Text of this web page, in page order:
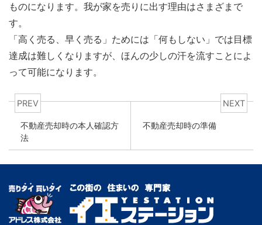
ものになります。我が家を売りに出す理由はさまざまで
す。
「高く売る、早く売る」ためには「何もしない」では目標
達成は難しくなりますが、ほんの少しの汗を流すことによ
って可能になります。
PREV
不動産売却時の本人確認方
法
NEXT
不動産売却時の準備